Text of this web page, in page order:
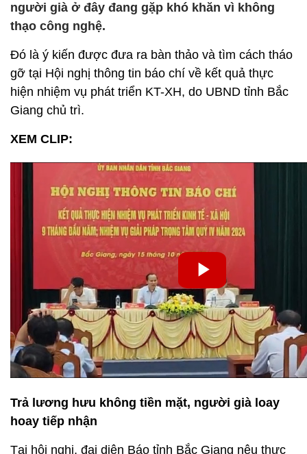
người già ở đây đang gặp khó khăn vì không
thạo công nghệ.
Đó là ý kiến được đưa ra bàn thảo và tìm cách tháo
gỡ tại Hội nghị thông tin báo chí về kết quả thực
hiện nhiệm vụ phát triển KT-XH, do UBND tỉnh Bắc
Giang chủ trì.
XEM CLIP:
Trả lương hưu không tiền mặt, người già loay
hoay tiếp nhận
Tại hội nghị, đại diện Báo tỉnh Bắc Giang nêu thực